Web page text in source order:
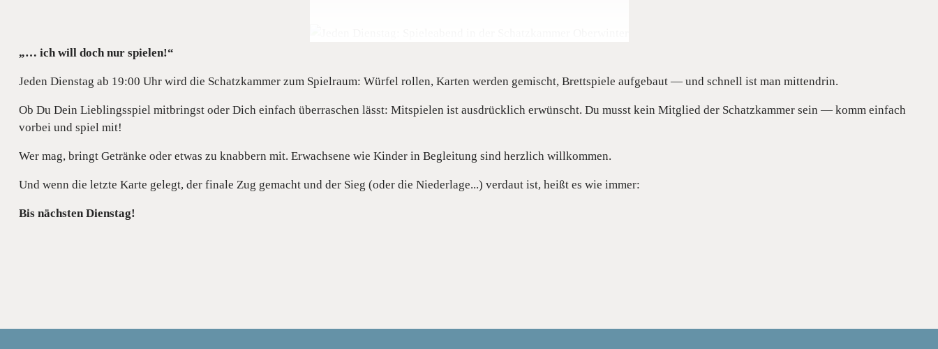
„… ich will doch nur spielen!“
Jeden Dienstag ab 19:00 Uhr wird die Schatzkammer zum Spielraum: Würfel rollen, Karten werden gemischt, Brettspiele aufgebaut — und schnell ist man mittendrin.
Ob Du Dein Lieblingsspiel mitbringst oder Dich einfach überraschen lässt: Mitspielen ist ausdrücklich erwünscht. Du musst kein Mitglied der Schatzkammer sein — komm einfach
vorbei und spiel mit!
Wer mag, bringt Getränke oder etwas zu knabbern mit. Erwachsene wie Kinder in Begleitung sind herzlich willkommen.
Und wenn die letzte Karte gelegt, der finale Zug gemacht und der Sieg (oder die Niederlage...) verdaut ist, heißt es wie immer:
Bis nächsten Dienstag!